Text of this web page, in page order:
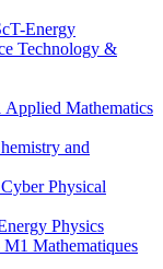
Energy
Technology &
Mathematics
and
Physical
Physics
Mathematiques